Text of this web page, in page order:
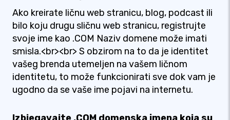
Ako kreirate ličnu web stranicu, blog, podcast ili
bilo koju drugu sličnu web stranicu, registrujte
svoje ime kao .COM Naziv domene može imati
smisla.<br><br> S obzirom na to da je identitet
vašeg brenda utemeljen na vašem ličnom
identitetu, to može funkcionirati sve dok vam je
ugodno da se vaše ime pojavi na internetu.